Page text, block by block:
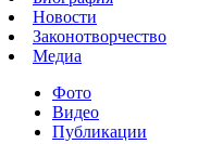
Новости
Законотворчество
Медиа
Фото
Видео
Публикации